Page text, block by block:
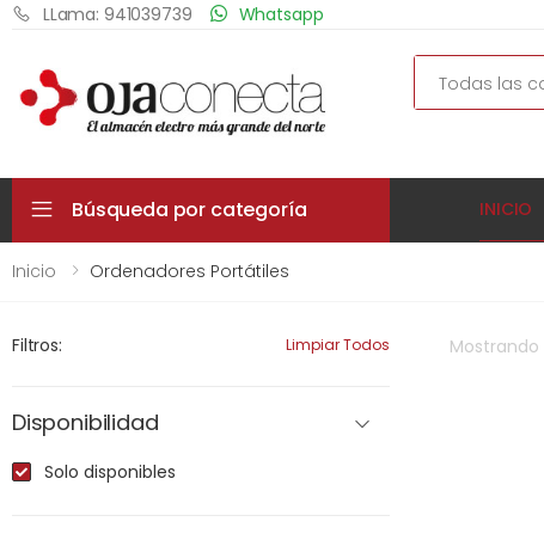
LLama: 941039739 Whatsapp
Search
Búsqueda por categoría INICIO
Inicio Ordenadores Portátiles
Mostrando
Filtros: Limpiar Todos
Disponibilidad
Solo disponibles